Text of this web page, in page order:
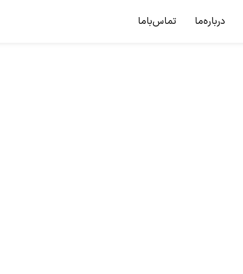
درباره‌ما تماس‌باما